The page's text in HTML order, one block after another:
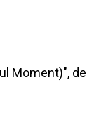
Moment)", de